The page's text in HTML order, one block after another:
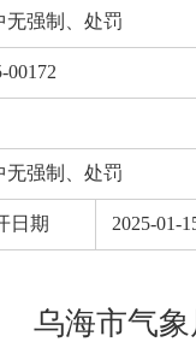
无强制、处罚
00172
无强制、处罚
日期 2025-01-
乌海市气